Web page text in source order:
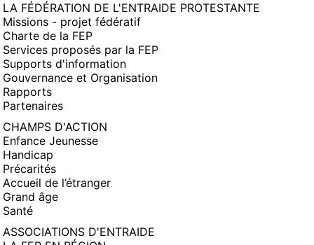
LA FÉDÉRATION DE L'ENTRAIDE PROTESTANTE
Missions - projet fédératif
Charte de la FEP
Services proposés par la FEP
Supports d'information
Gouvernance et Organisation
Rapports
Partenaires
CHAMPS D'ACTION
Enfance Jeunesse
Handicap
Précarités
Accueil de l’étranger
Grand âge
Santé
ASSOCIATIONS D'ENTRAIDE